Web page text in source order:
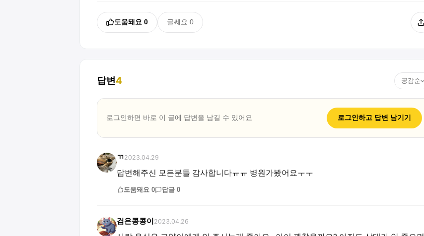
도움돼요 0 글쎄요 0
답변4 공감순
로그인하면 바로 이 글에 답변을 남길 수 있어요 로그인하고 답변 남기기
ㄲ2023.04.29
답변해주신 모든분들 감사합니다ㅠㅠ 병원가봤어요ㅜㅜ
도움돼요 0 답글 0
검은콩콩이 2023.04.26